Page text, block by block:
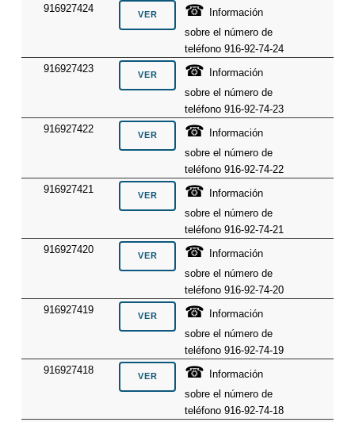
916927424
☎
Información
sobre el número de
teléfono 916-92-74-24
916927423
☎
Información
sobre el número de
teléfono 916-92-74-23
916927422
☎
Información
sobre el número de
teléfono 916-92-74-22
916927421
☎
Información
sobre el número de
teléfono 916-92-74-21
916927420
☎
Información
sobre el número de
teléfono 916-92-74-20
916927419
☎
Información
sobre el número de
teléfono 916-92-74-19
916927418
☎
Información
sobre el número de
teléfono 916-92-74-18